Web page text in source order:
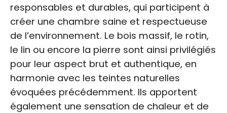
responsables et durables, qui participent à
créer une chambre saine et respectueuse
de l’environnement. Le bois massif, le rotin,
le lin ou encore la pierre sont ainsi privilégiés
pour leur aspect brut et authentique, en
harmonie avec les teintes naturelles
évoquées précédemment. Ils apportent
également une sensation de chaleur et de